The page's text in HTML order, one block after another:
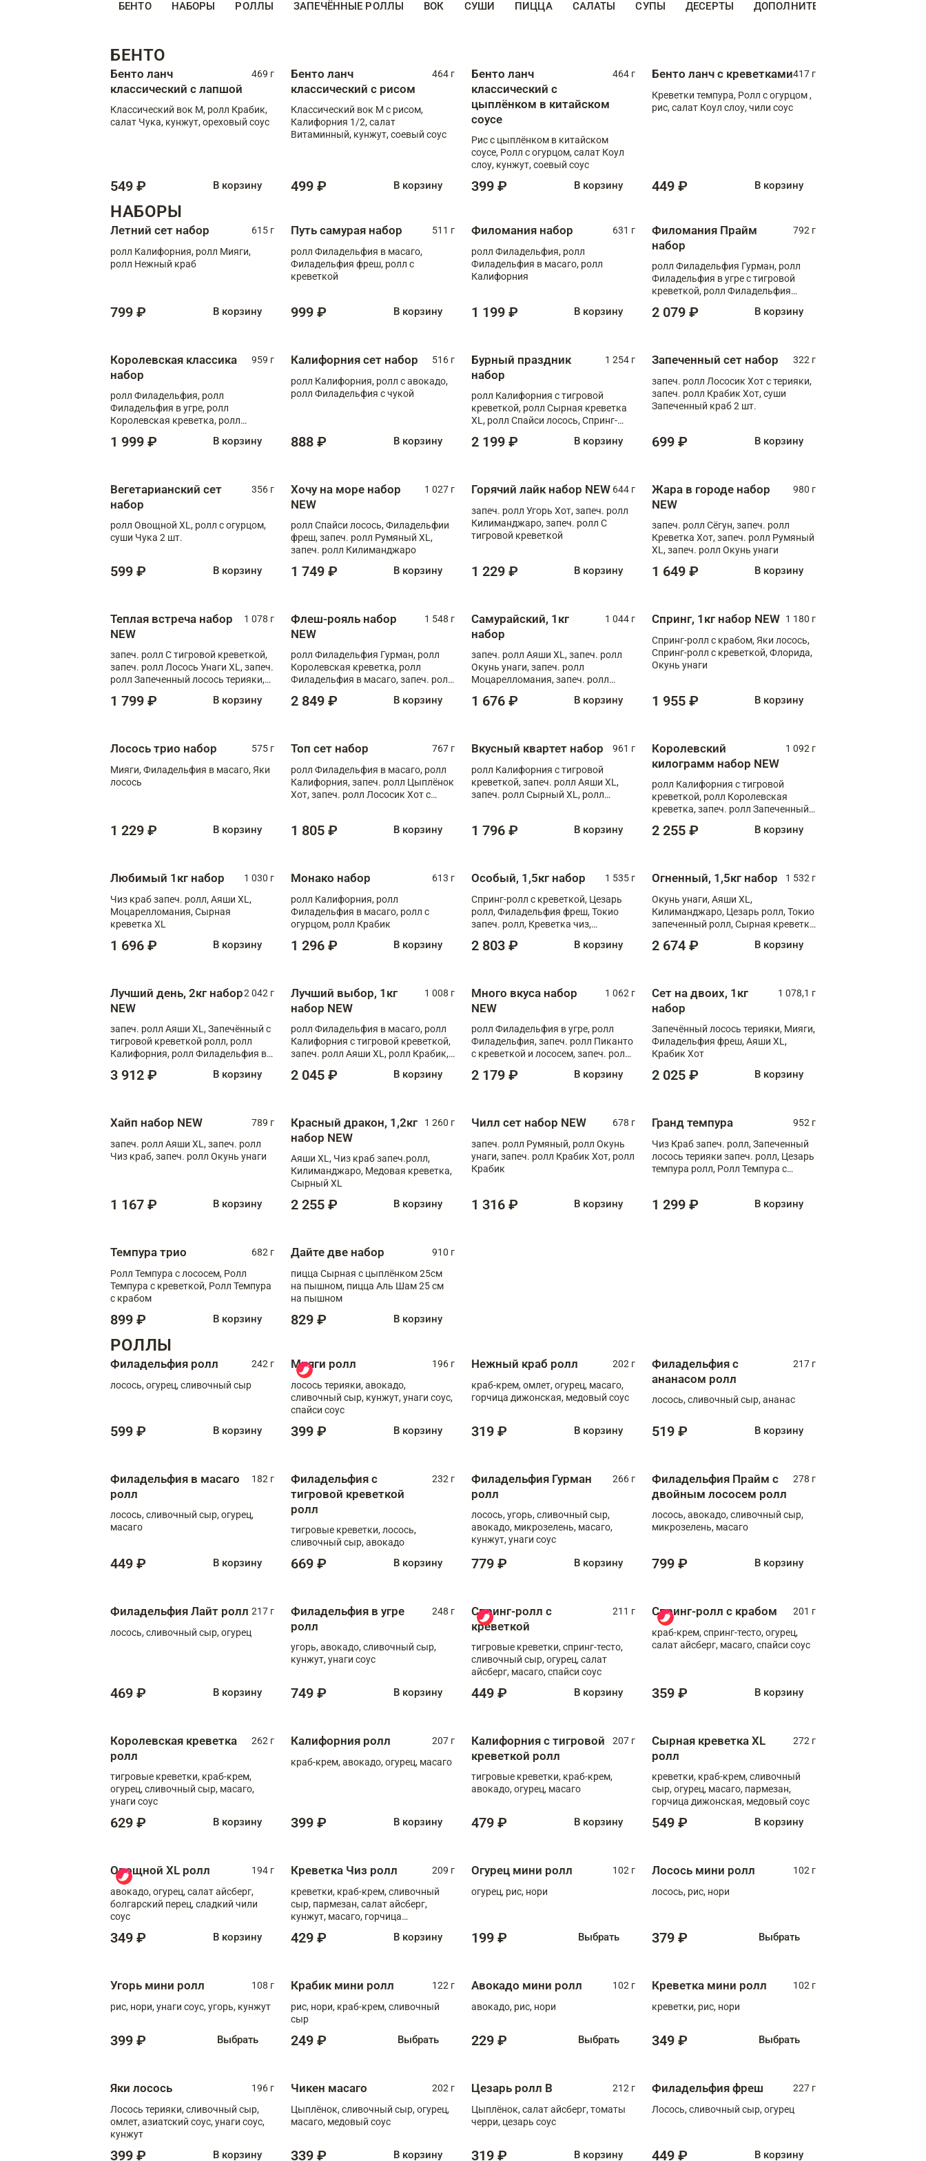
БЕНТО НАБОРЫ РОЛЛЫ ЗАПЕЧЁННЫЕ РОЛЛЫ ВОК СУШИ ПИЦЦА САЛАТЫ СУПЫ ДЕСЕРТЫ ДОПОЛНИТЕЛЬНО
БЕНТО
Бенто ланч
классический с лапшой
469 г
Классический вок М, ролл Крабик,
салат Чука, кунжут, ореховый соус
549 ₽ В корзину
Бенто ланч
классический с рисом
464 г
Классический вок М с рисом,
Калифорния 1/2, салат
Витаминный, кунжут, соевый соус
499 ₽ В корзину
Бенто ланч
классический с
цыплёнком в китайском
соусе
464 г
Рис с цыплёнком в китайском
соусе, Ролл с огурцом, салат Коул
слоу, кунжут, соевый соус
399 ₽ В корзину
Бенто ланч с креветками417 г
Креветки темпура, Ролл с огурцом ,
рис, салат Коул слоу, чили соус
449 ₽ В корзину
НАБОРЫ
Летний сет набор
615 г
ролл Калифорния, ролл Мияги,
ролл Нежный краб
799 ₽ В корзину
Путь самурая набор
511 г
ролл Филадельфия в масаго,
Филадельфия фреш, ролл с
креветкой
999 ₽ В корзину
Филомания набор
631 г
ролл Филадельфия, ролл
Филадельфия в масаго, ролл
Калифорния
1 199 ₽ В корзину
Филомания Прайм
набор
792 г
ролл Филадельфия Гурман, ролл
Филадельфия в угре с тигровой
креветкой, ролл Филадельфия
2 079 ₽ В корзину
Королевская классика
набор
959 г
ролл Филадельфия, ролл
Филадельфия в угре, ролл
Королевская креветка, ролл
1 999 ₽ В корзину
Калифорния сет набор
516 г
ролл Калифорния, ролл с авокадо,
ролл Филадельфия с чукой
888 ₽ В корзину
Бурный праздник
набор
1 254 г
ролл Калифорния с тигровой
креветкой, ролл Сырная креветка
XL, ролл Спайси лосось, Спринг-
Медовая креветка
2 199 ₽ В корзину
Запеченный сет набор
322 г
запеч. ролл Лососик Хот с терияки,
запеч. ролл Крабик Хот, суши
Запеченный краб 2 шт.
699 ₽ В корзину
Вегетарианский сет
набор
356 г
ролл Овощной XL, ролл с огурцом,
суши Чука 2 шт.
599 ₽ В корзину
Хочу на море набор
NEW
1 027 г
ролл Спайси лосось, Филадельфии
фреш, запеч. ролл Румяный XL,
запеч. ролл Килиманджаро
1 749 ₽ В корзину
Горячий лайк набор NEW 644 г
запеч. ролл Угорь Хот, запеч. ролл
Килиманджаро, запеч. ролл С
тигровой креветкой
1 229 ₽ В корзину
Жара в городе набор
NEW
980 г
запеч. ролл Сёгун, запеч. ролл
Креветка Хот, запеч. ролл Румяный
XL, запеч. ролл Окунь унаги
1 649 ₽ В корзину
Теплая встреча набор
NEW
1 078 г
запеч. ролл С тигровой креветкой,
запеч. ролл Лосось Унаги XL, запеч.
ролл Запеченный лосось терияки,
1 799 ₽ В корзину
Флеш-рояль набор
NEW
1 548 г
ролл Филадельфия Гурман, ролл
Королевская креветка, ролл
Филадельфия в масаго, запеч. ролл
Тигровая креветка с моцареллой,
2 849 ₽ В корзину
Самурайский, 1кг
набор
1 044 г
запеч. ролл Аяши XL, запеч. ролл
Окунь унаги, запеч. ролл
Моцарелломания, запеч. ролл
1 676 ₽ В корзину
Спринг, 1кг набор NEW 1 180 г
Спринг-ролл с крабом, Яки лосось,
Спринг-ролл с креветкой, Флорида,
Окунь унаги
1 955 ₽ В корзину
Лосось трио набор
575 г
Мияги, Филадельфия в масаго, Яки
лосось
1 229 ₽ В корзину
Топ сет набор
767 г
ролл Филадельфия в масаго, ролл
Калифорния, запеч. ролл Цыплёнок
Хот, запеч. ролл Лососик Хот с
1 805 ₽ В корзину
Вкусный квартет набор
961 г
ролл Калифорния с тигровой
креветкой, запеч. ролл Аяши XL,
запеч. ролл Сырный XL, ролл
1 796 ₽ В корзину
Королевский
килограмм набор NEW
1 092 г
ролл Калифорния с тигровой
креветкой, ролл Королевская
креветка, запеч. ролл Запеченный
XL, запеч. ролл Крабик Хот
2 255 ₽ В корзину
Любимый 1кг набор
1 030 г
Чиз краб запеч. ролл, Аяши XL,
Моцарелломания, Сырная
креветка XL
1 696 ₽ В корзину
Монако набор
613 г
ролл Калифорния, ролл
Филадельфия в масаго, ролл с
огурцом, ролл Крабик
1 296 ₽ В корзину
Особый, 1,5кг набор
1 535 г
Спринг-ролл с креветкой, Цезарь
ролл, Филадельфия фреш, Токио
запеч. ролл, Креветка чиз,
Флорида
2 803 ₽ В корзину
Огненный, 1,5кг набор
1 532 г
Окунь унаги, Аяши XL,
Килиманджаро, Цезарь ролл, Токио
запеченный ролл, Сырная креветка
2 674 ₽ В корзину
Лучший день, 2кг набор
NEW
2 042 г
запеч. ролл Аяши XL, Запечённый с
тигровой креветкой ролл, ролл
Калифорния, ролл Филадельфия в
запеч. ролл Моцарелломания, ролл
3 912 ₽ В корзину
Лучший выбор, 1кг
набор NEW
1 008 г
ролл Филадельфия в масаго, ролл
Калифорния с тигровой креветкой,
запеч. ролл Аяши XL, ролл Крабик,
2 045 ₽ В корзину
Много вкуса набор
NEW
1 062 г
ролл Филадельфия в угре, ролл
Филадельфия, запеч. ролл Пиканто
с креветкой и лососем, запеч. ролл
2 179 ₽ В корзину
Сет на двоих, 1кг
набор
1 078,1 г
Запечённый лосось терияки, Мияги,
Филадельфия фреш, Аяши XL,
Крабик Хот
2 025 ₽ В корзину
Хайп набор NEW
789 г
запеч. ролл Аяши XL, запеч. ролл
Чиз краб, запеч. ролл Окунь унаги
1 167 ₽ В корзину
Красный дракон, 1,2кг
набор NEW
1 260 г
Аяши XL, Чиз краб запеч.ролл,
Килиманджаро, Медовая креветка,
Сырный XL
2 255 ₽ В корзину
Чилл сет набор NEW
678 г
запеч. ролл Румяный, ролл Окунь
унаги, запеч. ролл Крабик Хот, ролл
Крабик
1 316 ₽ В корзину
Гранд темпура
952 г
Чиз Краб запеч. ролл, Запеченный
лосось терияки запеч. ролл, Цезарь
темпура ролл, Ролл Темпура с
1 299 ₽ В корзину
Темпура трио
682 г
Ролл Темпура с лососем, Ролл
Темпура с креветкой, Ролл Темпура
с крабом
899 ₽ В корзину
Дайте две набор
910 г
пицца Сырная с цыплёнком 25см
на пышном, пицца Аль Шам 25 см
на пышном
829 ₽ В корзину
РОЛЛЫ
Филадельфия ролл
242 г
лосось, огурец, сливочный сыр
599 ₽ В корзину
Мияги ролл
196 г
лосось терияки, авокадо,
сливочный сыр, кунжут, унаги соус,
спайси соус
399 ₽ В корзину
Нежный краб ролл
202 г
краб-крем, омлет, огурец, масаго,
горчица дижонская, медовый соус
319 ₽ В корзину
Филадельфия с
ананасом ролл
217 г
лосось, сливочный сыр, ананас
519 ₽ В корзину
Филадельфия в масаго
ролл
182 г
лосось, сливочный сыр, огурец,
масаго
449 ₽ В корзину
Филадельфия с
тигровой креветкой
ролл
232 г
тигровые креветки, лосось,
сливочный сыр, авокадо
669 ₽ В корзину
Филадельфия Гурман
ролл
266 г
лосось, угорь, сливочный сыр,
авокадо, микрозелень, масаго,
кунжут, унаги соус
779 ₽ В корзину
Филадельфия Прайм с
двойным лососем ролл
278 г
лосось, авокадо, сливочный сыр,
микрозелень, масаго
799 ₽ В корзину
Филадельфия Лайт ролл 217 г
лосось, сливочный сыр, огурец
469 ₽ В корзину
Филадельфия в угре
ролл
248 г
угорь, авокадо, сливочный сыр,
кунжут, унаги соус
749 ₽ В корзину
Спринг-ролл с
креветкой
211 г
тигровые креветки, спринг-тесто,
сливочный сыр, огурец, салат
айсберг, масаго, спайси соус
449 ₽ В корзину
Спринг-ролл с крабом
201 г
краб-крем, спринг-тесто, огурец,
салат айсберг, масаго, спайси соус
359 ₽ В корзину
Королевская креветка
ролл
262 г
тигровые креветки, краб-крем,
огурец, сливочный сыр, масаго,
унаги соус
629 ₽ В корзину
Калифорния ролл
207 г
краб-крем, авокадо, огурец, масаго
399 ₽ В корзину
Калифорния с тигровой
креветкой ролл
207 г
тигровые креветки, краб-крем,
авокадо, огурец, масаго
479 ₽ В корзину
Сырная креветка XL
ролл
272 г
креветки, краб-крем, сливочный
сыр, огурец, масаго, пармезан,
горчица дижонская, медовый соус
549 ₽ В корзину
Овощной XL ролл
194 г
авокадо, огурец, салат айсберг,
болгарский перец, сладкий чили
соус
349 ₽ В корзину
Креветка Чиз ролл
209 г
креветки, краб-крем, сливочный
сыр, пармезан, салат айсберг,
кунжут, масаго, горчица
429 ₽ В корзину
Огурец мини ролл
102 г
огурец, рис, нори
199 ₽ Выбрать
Лосось мини ролл
102 г
лосось, рис, нори
379 ₽ Выбрать
Угорь мини ролл
108 г
рис, нори, унаги соус, угорь, кунжут
399 ₽ Выбрать
Крабик мини ролл
122 г
рис, нори, краб-крем, сливочный
сыр
249 ₽ Выбрать
Авокадо мини ролл
102 г
авокадо, рис, нори
229 ₽ Выбрать
Креветка мини ролл
102 г
креветки, рис, нори
349 ₽ Выбрать
Яки лосось
196 г
Лосось терияки, сливочный сыр,
омлет, азиатский соус, унаги соус,
кунжут
399 ₽ В корзину
Чикен масаго
202 г
Цыплёнок, сливочный сыр, огурец,
масаго, медовый соус
339 ₽ В корзину
Цезарь ролл В
212 г
Цыплёнок, салат айсберг, томаты
черри, цезарь соус
319 ₽ В корзину
Филадельфия фреш
227 г
Лосось, сливочный сыр, огурец
449 ₽ В корзину